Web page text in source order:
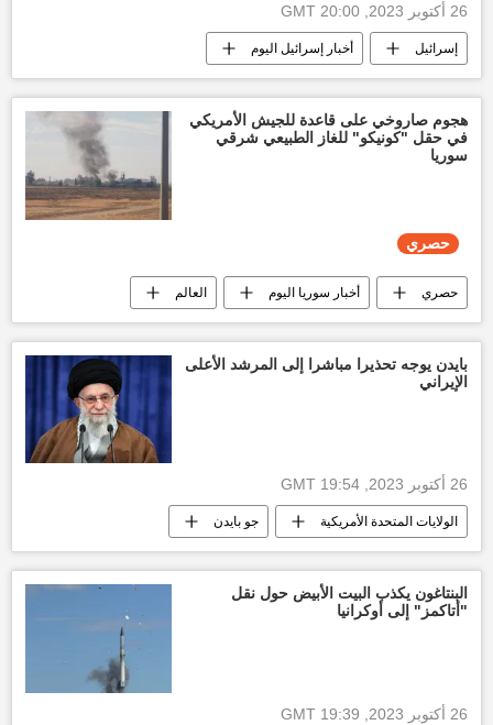
26 أكتوبر 2023, 20:00 GMT
إسرائيل أخبار إسرائيل اليوم
أخبار تركيا اليوم قطاع غزة اقتصاد
العالم العربي
هجوم صاروخي على قاعدة للجيش الأمريكي
في حقل "كونيكو" للغاز الطبيعي شرقي
سوريا
حصري
حصري أخبار سوريا اليوم العالم
أخبار العالم الآن الولايات المتحدة الأمريكية
العالم العربي
بايدن يوجه تحذيرا مباشرا إلى المرشد الأعلى
الإيراني
26 أكتوبر 2023, 19:54 GMT
الولايات المتحدة الأمريكية جو بايدن
إيران أخبار إيران إسرائيل
حركة حماس أخبار فلسطين اليوم
العالم أخبار العالم الآن
البنتاغون يكذب البيت الأبيض حول نقل
"أتاكمز" إلى أوكرانيا
26 أكتوبر 2023, 19:39 GMT